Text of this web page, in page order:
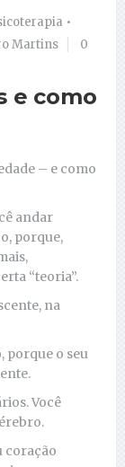
•
Martins
0
e como
– e como
andar
porque,
“teoria”.
na
porque o seu
Você
coração